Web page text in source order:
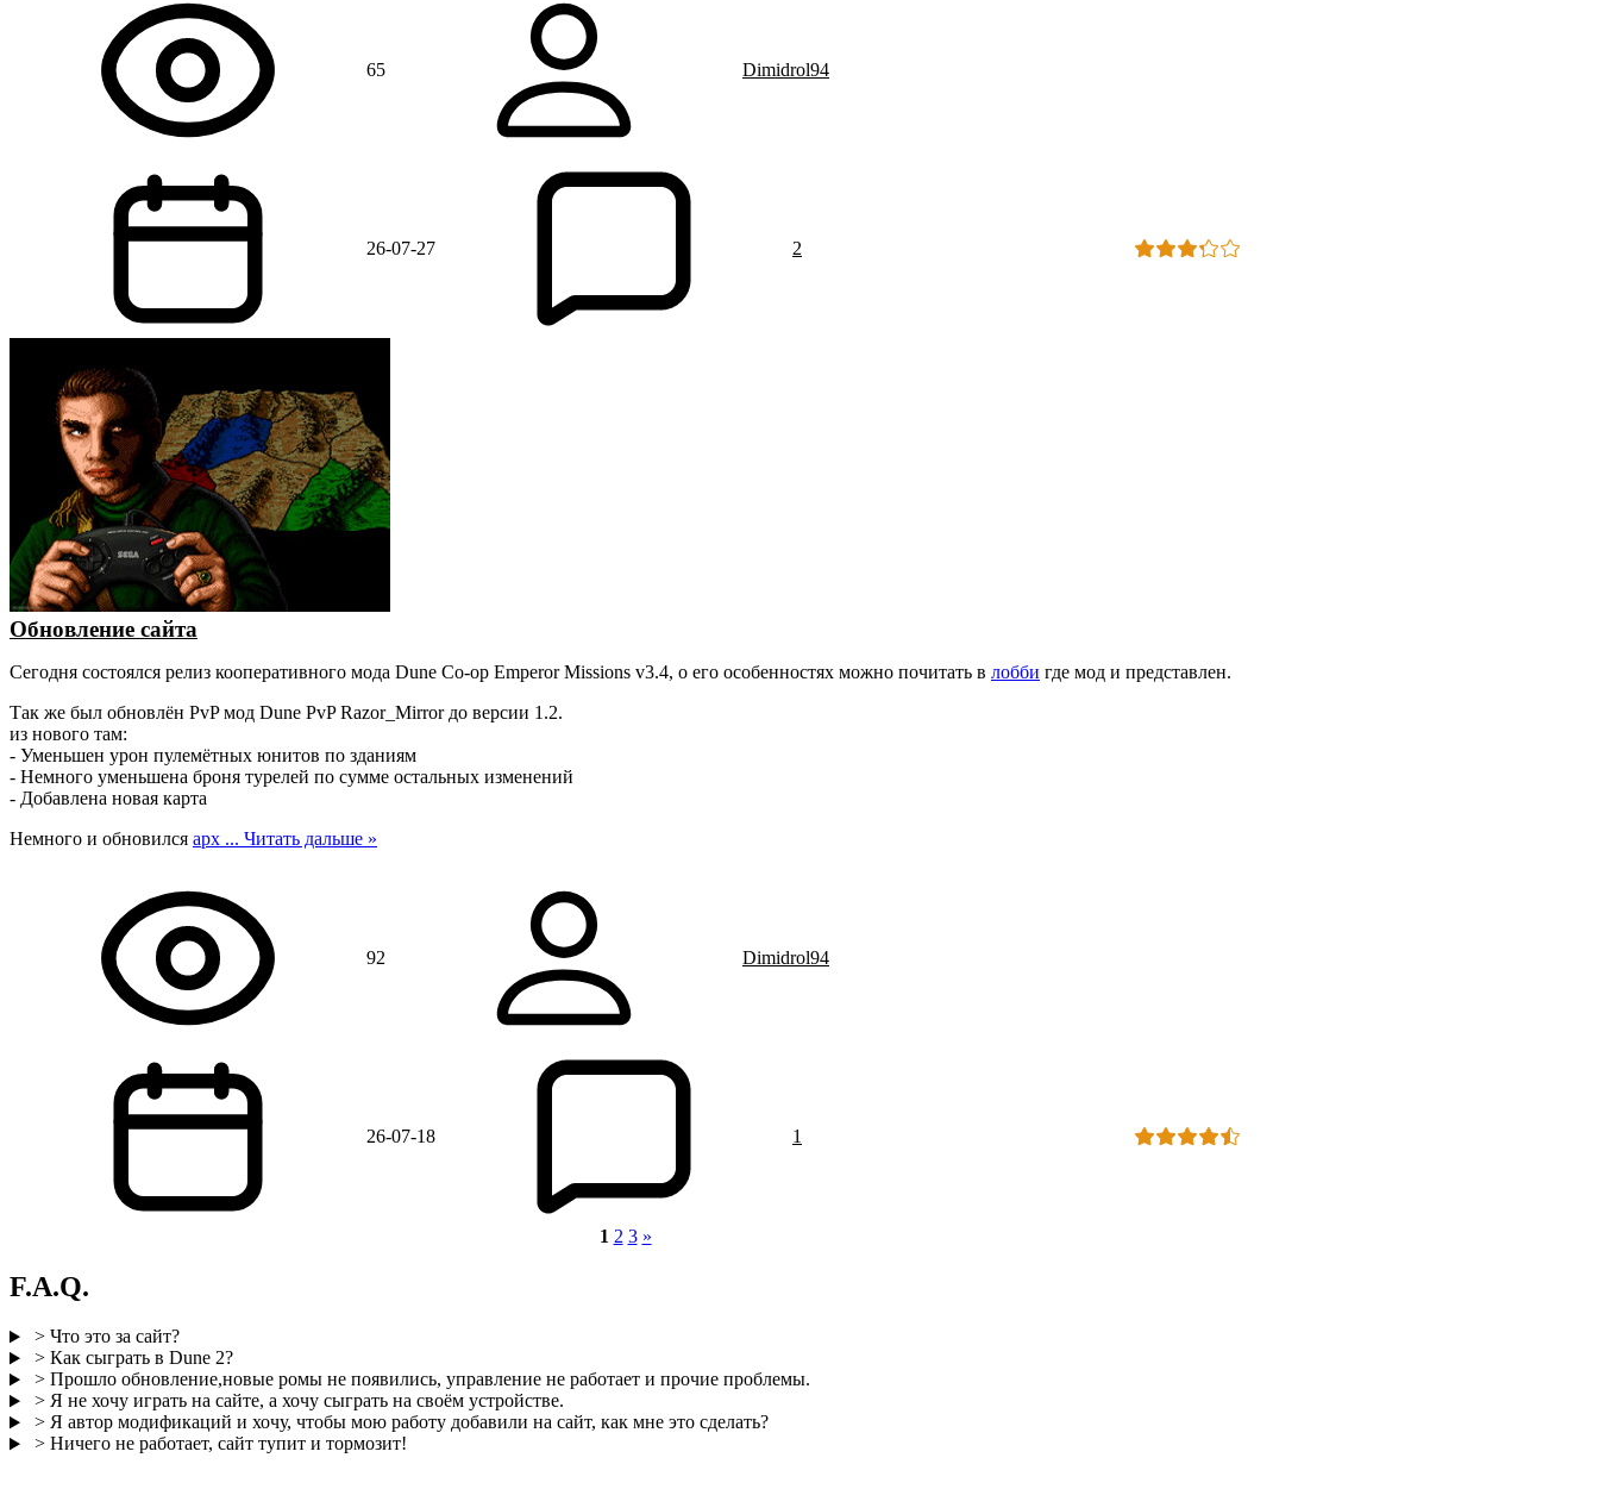
65 Dimidrol94
26-07-27 2
Обновление сайта
Сегодня состоялся релиз кооперативного мода Dune Co-op Emperor Missions v3.4, о его особенностях можно почитать в лобби где мод и представлен.
Так же был обновлён PvP мод Dune PvP Razor_Mirror до версии 1.2.
из нового там:
- Уменьшен урон пулемётных юнитов по зданиям
- Немного уменьшена броня турелей по сумме остальных изменений
- Добавлена новая карта
Немного и обновился арх ... Читать дальше »
92 Dimidrol94
26-07-18 1
1 2 3 »
F.A.Q.
> Что это за сайт?
> Как сыграть в Dune 2?
> Прошло обновление,новые ромы не появились, управление не работает и прочие проблемы.
> Я не хочу играть на сайте, а хочу сыграть на своём устройстве.
> Я автор модификаций и хочу, чтобы мою работу добавили на сайт, как мне это сделать?
> Ничего не работает, сайт тупит и тормозит!